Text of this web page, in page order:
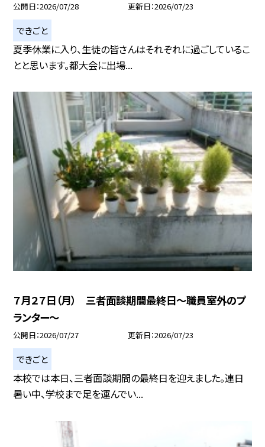
公開日 2026/07/28 更新日 2026/07/23
できごと
夏季休業に入り、生徒の皆さんはそれぞれに過ごしているこ
とと思います。都大会に出場...
７月２７日（月） 三者面談期間最終日～職員室外のプ
ランター～
公開日 2026/07/27 更新日 2026/07/23
できごと
本校では本日、三者面談期間の最終日を迎えました。連日
暑い中、学校まで足を運んでい...